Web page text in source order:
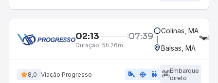
02:13 07:39
Duração: 5h 26m
Colinas, MA
Balsas, MA
8,0 Viação Progresso airline_seat_legroom_extra ac_unit wc
Embarque
direto